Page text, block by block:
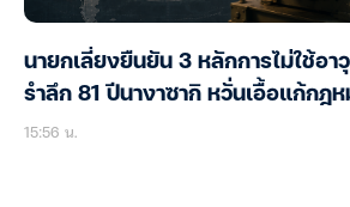
นายกเลี่ยงยืนยัน 3 หลักการไม่ใช้อา
รำลึก 81 ปีนางาซากิ หวั่นเอื้อแก้กฎ
15:56 น.